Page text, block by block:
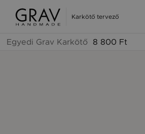
Karkötő tervező
Egyedi Grav Karkötő 8 800 Ft